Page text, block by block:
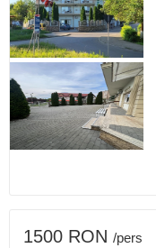
1500 RON /pers